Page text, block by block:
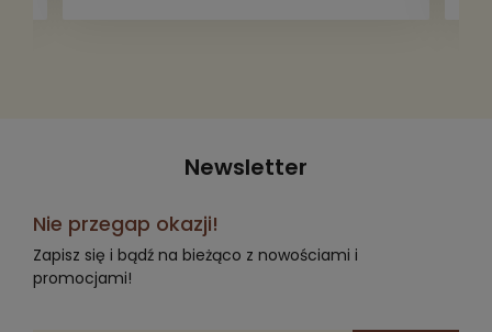
Newsletter
Nie przegap okazji!
Zapisz się i bądź na bieżąco z nowościami i
promocjami!